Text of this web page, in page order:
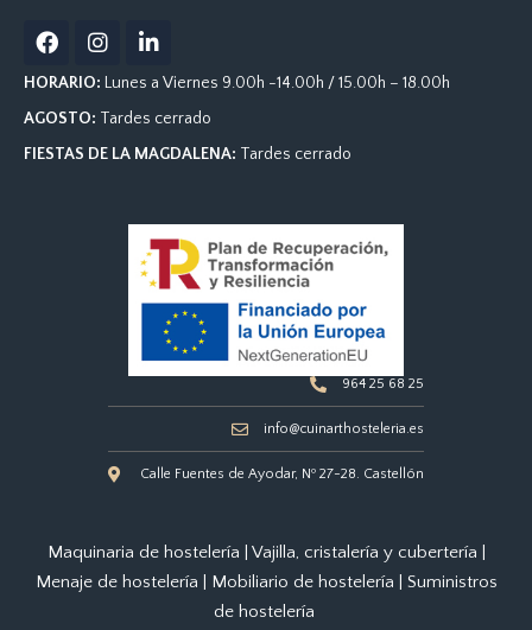
F
a
c
b
o
o
I
n
s
a
g
r
i
n
e
d
i
i
n
HORARIO: Lunes a Viernes 9.00h -14.00h / 15.00h – 18.00h
AGOSTO: Tardes cerrado
FIESTAS DE LA MAGDALENA: Tardes cerrado
964 25 68 25
info@cuinarthosteleria.es
Calle Fuentes de Ayodar, Nº 27-28. Castellón
Maquinaria de hostelería Vajilla, cristalería y cubertería
Menaje de hostelería
Mobiliario de hostelería
Suministros
de hostelería